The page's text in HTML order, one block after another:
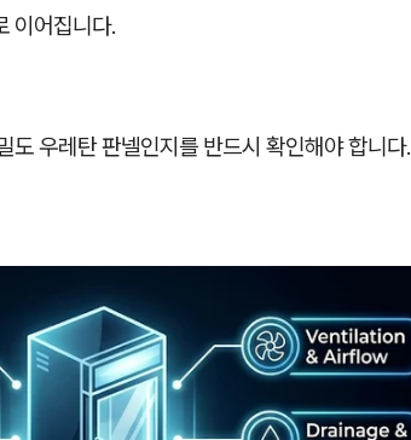
이어집니다.
도 우레탄 판넬인지를 반드시 확인해야 합니다.